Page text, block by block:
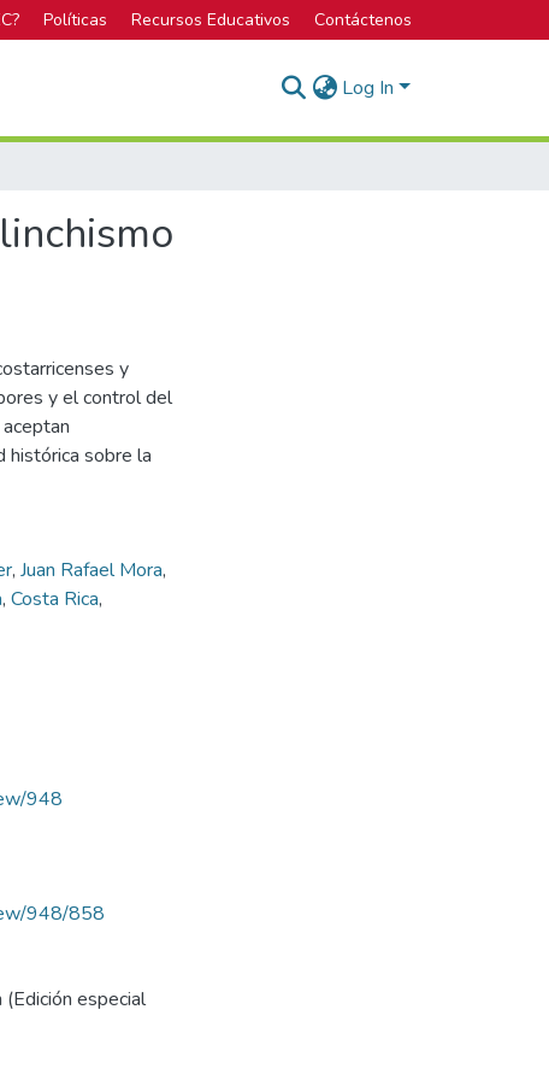
Políticas Recursos Educativos Contáctenos
Log In
y
y el control del
histórica sobre la
, Juan Rafael Mora,
, Costa Rica,
948
948/858
(Edición especial